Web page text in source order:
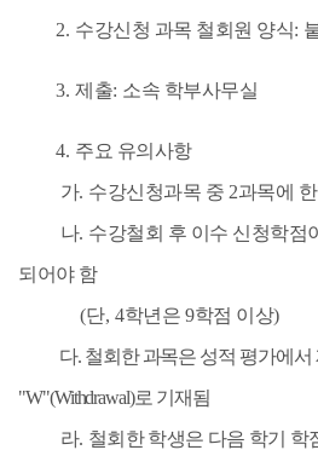
2. 수강신청 과목 철회원 양식:
3.제출: 소속 학부사무실
4. 주요 유의사항
가. 수강신청과목 중 2과목에
나. 수강철회 후 이수 신청학점
되어야 함
(단, 4학년은 9학점 이상)
다. 철회한 과목은 성적 평가에서
"W"(Withdrawal)로 기재됨
라. 철회한 학생은 다음 학기 학